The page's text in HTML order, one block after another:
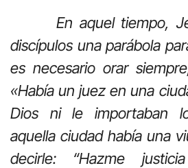
En aquel tiempo,
discípulos una parábola
es necesario orar
«Había un juez en una
Dios ni le importaban
aquella ciudad había una
decirle: “Hazme